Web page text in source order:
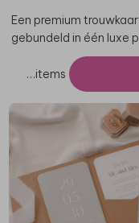
Een premium
gebundeld in één luxe
…items